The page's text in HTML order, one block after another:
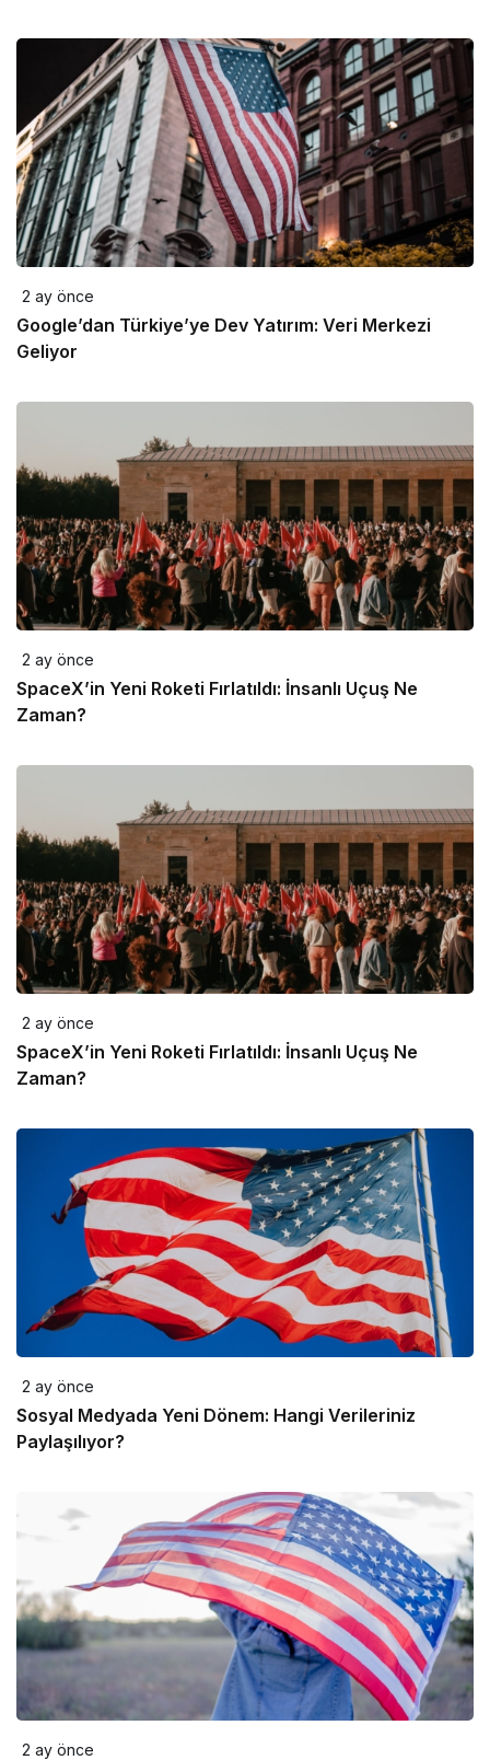
2 ay önce
Google’dan Türkiye’ye Dev Yatırım: Veri Merkezi
Geliyor
2 ay önce
SpaceX’in Yeni Roketi Fırlatıldı: İnsanlı Uçuş Ne
Zaman?
2 ay önce
SpaceX’in Yeni Roketi Fırlatıldı: İnsanlı Uçuş Ne
Zaman?
2 ay önce
Sosyal Medyada Yeni Dönem: Hangi Verileriniz
Paylaşılıyor?
2 ay önce